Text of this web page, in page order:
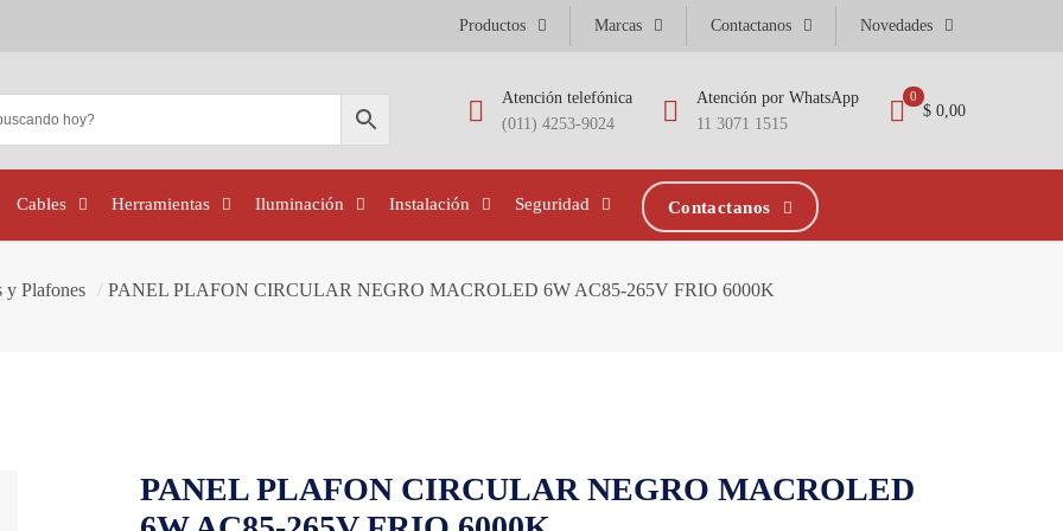
Productos Marcas Contactanos Novedades
Atención telefónica
(011) 4253-9024
Atención por WhatsApp
11 3071 1515
0
$ 0,00
Cables Herramientas Iluminación Instalación Seguridad Contactanos
y Plafones / PANEL PLAFON CIRCULAR NEGRO MACROLED 6W AC85-265V FRIO 6000K
PANEL PLAFON CIRCULAR NEGRO MACROLED